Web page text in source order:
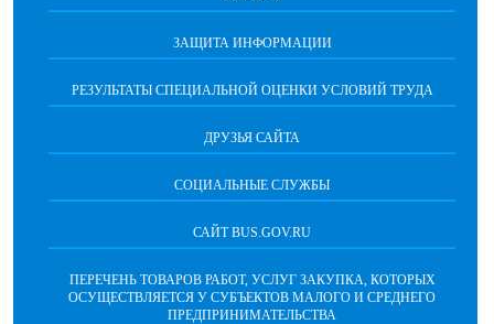
ЗАЩИТА ИНФОРМАЦИИ
РЕЗУЛЬТАТЫ СПЕЦИАЛЬНОЙ ОЦЕНКИ УСЛОВИЙ ТРУДА
ДРУЗЬЯ САЙТА
СОЦИАЛЬНЫЕ СЛУЖБЫ
САЙТ BUS.GOV.RU
ПЕРЕЧЕНЬ ТОВАРОВ РАБОТ, УСЛУГ ЗАКУПКА, КОТОРЫХ
ОСУЩЕСТВЛЯЕТСЯ У СУБЪЕКТОВ МАЛОГО И СРЕДНЕГО
ПРЕДПРИНИМАТЕЛЬСТВА